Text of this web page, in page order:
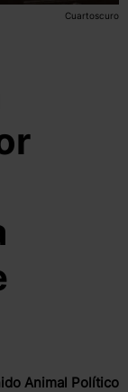
Cuartoscuro
Animal Político